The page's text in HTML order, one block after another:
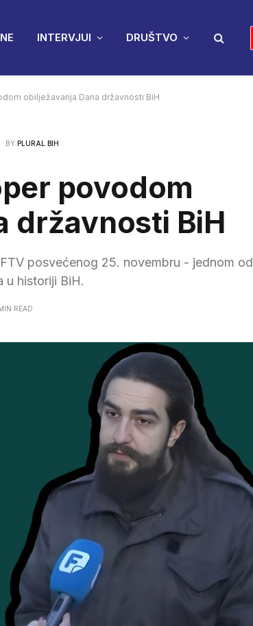
INTERVJUI DRUŠTVO
obilježavanja Dana državnosti BiH
BY PLURAL BIH
povodom
državnosti BiH
posvećenog 25. novembru - jednom od
u historiji BiH.
READ